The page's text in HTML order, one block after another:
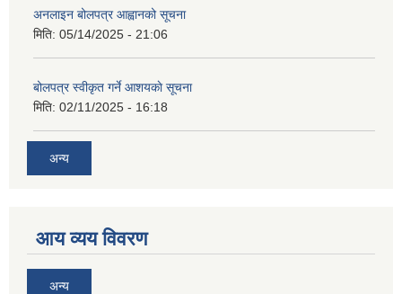
अनलाइन बोलपत्र आह्वानको सूचना
मिति: 05/14/2025 - 21:06
बोलपत्र स्वीकृत गर्ने आशयकाे सूचना
मिति: 02/11/2025 - 16:18
अन्य
आय व्यय विवरण
अन्य